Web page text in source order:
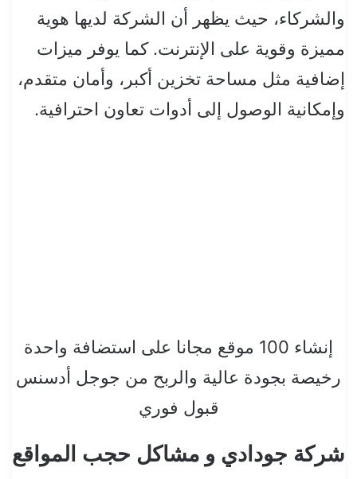
والشركاء، حيث يظهر أن الشركة لديها هوية
مميزة وقوية على الإنترنت. كما يوفر ميزات
إضافية مثل مساحة تخزين أكبر، وأمان متقدم،
وإمكانية الوصول إلى أدوات تعاون احترافية.
إنشاء 100 موقع مجانا على استضافة واحدة
رخيصة بجودة عالية والربح من جوجل أدسنس
قبول فوري
شركة جودادي و مشاكل حجب المواقع